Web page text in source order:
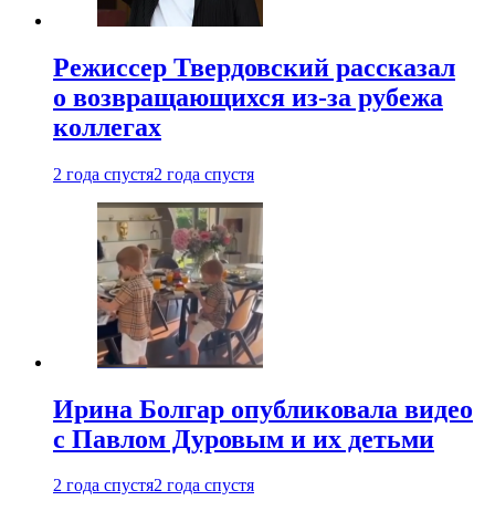
Режиссер Твердовский рассказал
о возвращающихся из-за рубежа
коллегах
2 года спустя2 года спустя
Ирина Болгар опубликовала видео
с Павлом Дуровым и их детьми
2 года спустя2 года спустя